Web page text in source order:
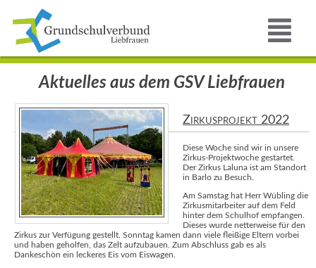
Aktuelles aus dem GSV Liebfrauen
Zirkusprojekt 2022
Diese Woche sind wir in unsere
Zirkus-Projektwoche gestartet.
Der Zirkus Laluna ist am Standort
in Barlo zu Besuch.
Am Samstag hat Herr Wübling die
Zirkusmitarbeiter auf dem Feld
hinter dem Schulhof empfangen.
Dieses wurde netterweise für den
Zirkus zur Verfügung gestellt. Sonntag kamen dann viele fleißige Eltern vorbei
und haben geholfen, das Zelt aufzubauen. Zum Abschluss gab es als
Dankeschön ein leckeres Eis vom Eiswagen.